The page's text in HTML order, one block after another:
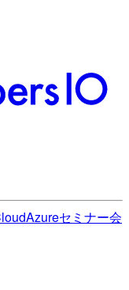
Azureセミナー会